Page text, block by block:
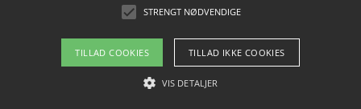
Om / kontakt
Blog Betingelser
STRENGT NØDVENDIGE
TILLAD COOKIES TILLAD IKKE COOKIES
VIS DETALJER